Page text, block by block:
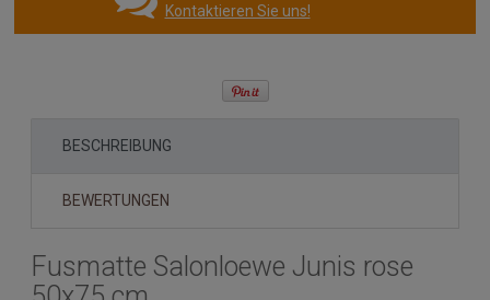
Kontaktieren Sie uns!
BESCHREIBUNG
BEWERTUNGEN
Fusmatte Salonloewe Junis rose